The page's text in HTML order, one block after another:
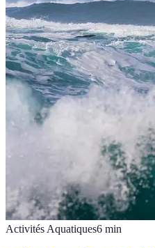
Activités Aquatiques6 min